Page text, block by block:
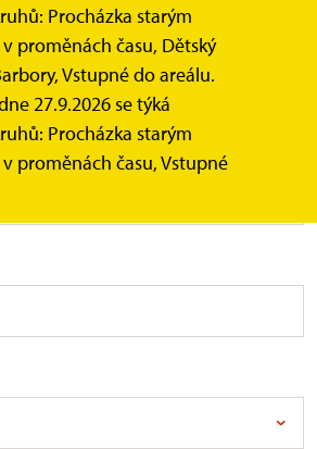
Procházka starým
proměnách času, Dětský
Vstupné do areálu.
27.9.2026 se týká
Procházka starým
proměnách času, Vstupné
KNIHY